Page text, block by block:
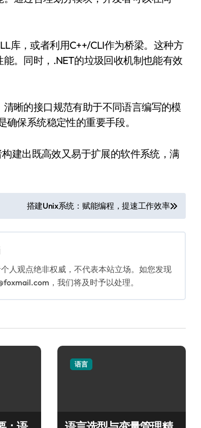
库，或者利用C++/CLI作为桥梁。这种方
。同时，.NET的垃圾回收机制也能有效
晰的接口规范有助于不同语言编写的模
保系统稳定性的重要手段。
建出既高效又易于扩展的软件系统，满
搭建Unix系统：赋能编程，提速工作效率
人观点绝非权威，不代表本站立场。如您发现
，我们将及时予以处理。
语言